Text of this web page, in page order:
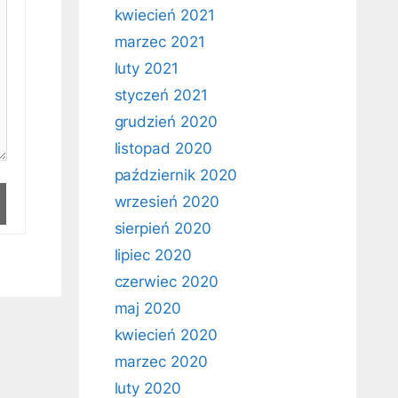
kwiecień 2021
marzec 2021
luty 2021
styczeń 2021
grudzień 2020
listopad 2020
październik 2020
wrzesień 2020
sierpień 2020
lipiec 2020
czerwiec 2020
maj 2020
kwiecień 2020
marzec 2020
luty 2020